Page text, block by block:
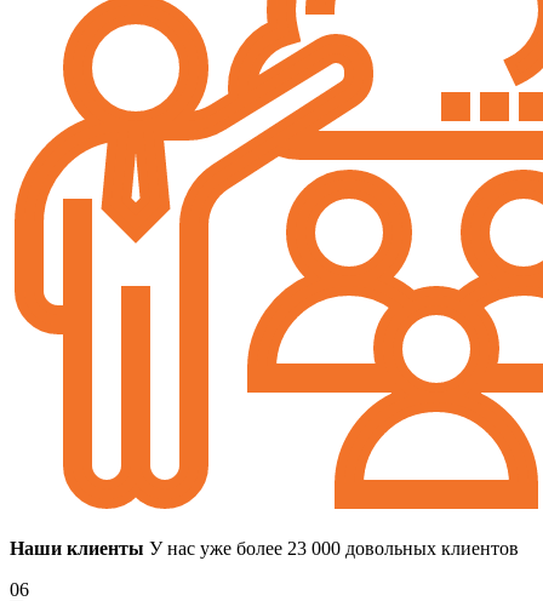
Наши клиенты У нас уже более 23 000 довольных клиентов
06